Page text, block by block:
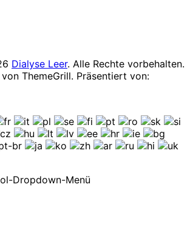
Dialyse Leer. Alle Rechte vorbehalten.
von ThemeGrill. Präsentiert von: